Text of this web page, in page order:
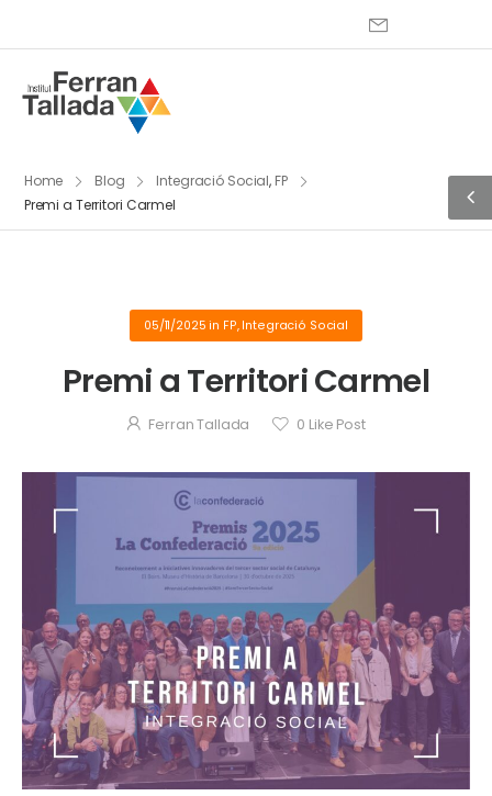
Home Blog Integració Social, FP
Premi a Territori Carmel
05/11/2025 in FP, Integració Social
Premi a Territori Carmel
Ferran Tallada 0 Like Post